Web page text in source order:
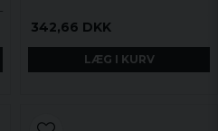
342,66 DKK
LÆG I KURV